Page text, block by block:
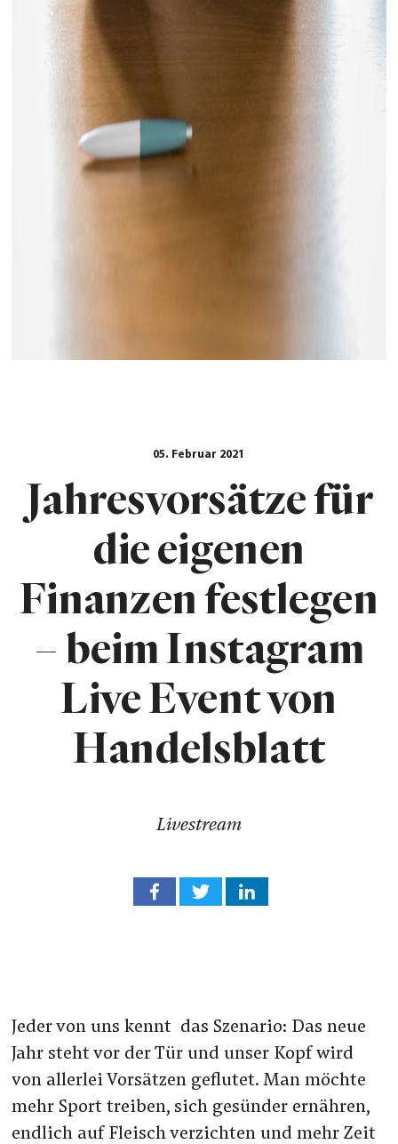
05. Februar 2021
Jahresvorsätze für
die eigenen
Finanzen festlegen
– beim Instagram
Live Event von
Handelsblatt
Livestream
Jeder von uns kennt das Szenario: Das neue
Jahr steht vor der Tür und unser Kopf wird
von allerlei Vorsätzen geflutet. Man möchte
mehr Sport treiben, sich gesünder ernähren,
endlich auf Fleisch verzichten und mehr Zeit